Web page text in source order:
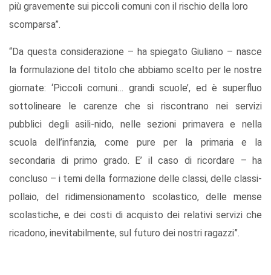
più gravemente sui piccoli comuni con il rischio della loro
scomparsa”.
“Da questa considerazione – ha spiegato Giuliano – nasce
la formulazione del titolo che abbiamo scelto per le nostre
giornate: ‘Piccoli comuni… grandi scuole’, ed è superfluo
sottolineare le carenze che si riscontrano nei servizi
pubblici degli asili-nido, nelle sezioni primavera e nella
scuola dell’infanzia, come pure per la primaria e la
secondaria di primo grado. E’ il caso di ricordare – ha
concluso – i temi della formazione delle classi, delle classi-
pollaio, del ridimensionamento scolastico, delle mense
scolastiche, e dei costi di acquisto dei relativi servizi che
ricadono, inevitabilmente, sul futuro dei nostri ragazzi”.